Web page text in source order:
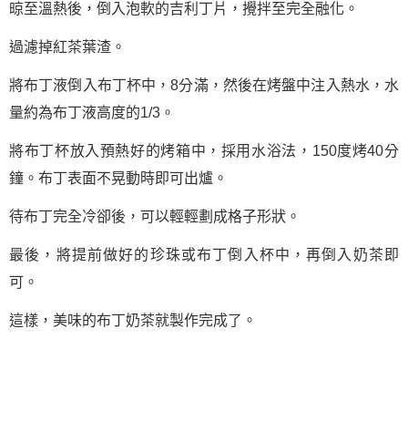
晾至溫熱後，倒入泡軟的吉利丁片，攪拌至完全融化。
過濾掉紅茶葉渣。
將布丁液倒入布丁杯中，8分滿，然後在烤盤中注入熱水，水
量約為布丁液高度的1/3。
將布丁杯放入預熱好的烤箱中，採用水浴法，150度烤40分
鐘。布丁表面不晃動時即可出爐。
待布丁完全冷卻後，可以輕輕劃成格子形狀。
最後，將提前做好的珍珠或布丁倒入杯中，再倒入奶茶即
可。
這樣，美味的布丁奶茶就製作完成了。